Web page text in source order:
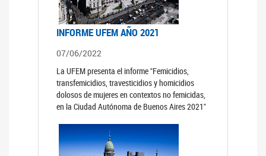
INFORME UFEM AÑO 2021
07/06/2022
La UFEM presenta el informe "Femicidios,
transfemicidios, travesticidios y homicidios
dolosos de mujeres en contextos no femicidas,
en la Ciudad Autónoma de Buenos Aires 2021"